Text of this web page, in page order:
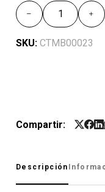
SKU: CTMB00023
Compartir:
Descripción